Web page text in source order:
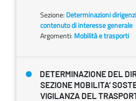
Sezione: Determinazioni
contenuto di interesse generale
Argomenti: Mobilità e trasporti
DETERMINAZIONE DEL
SEZIONE MOBILITA’
VIGILANZA DEL